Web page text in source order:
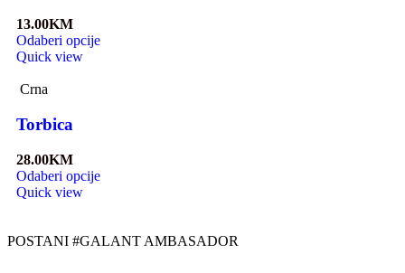
13.00KM
Odaberi opcije
Quick view
Crna
Torbica
28.00KM
Odaberi opcije
Quick view
POSTANI #GALANT AMBASADOR